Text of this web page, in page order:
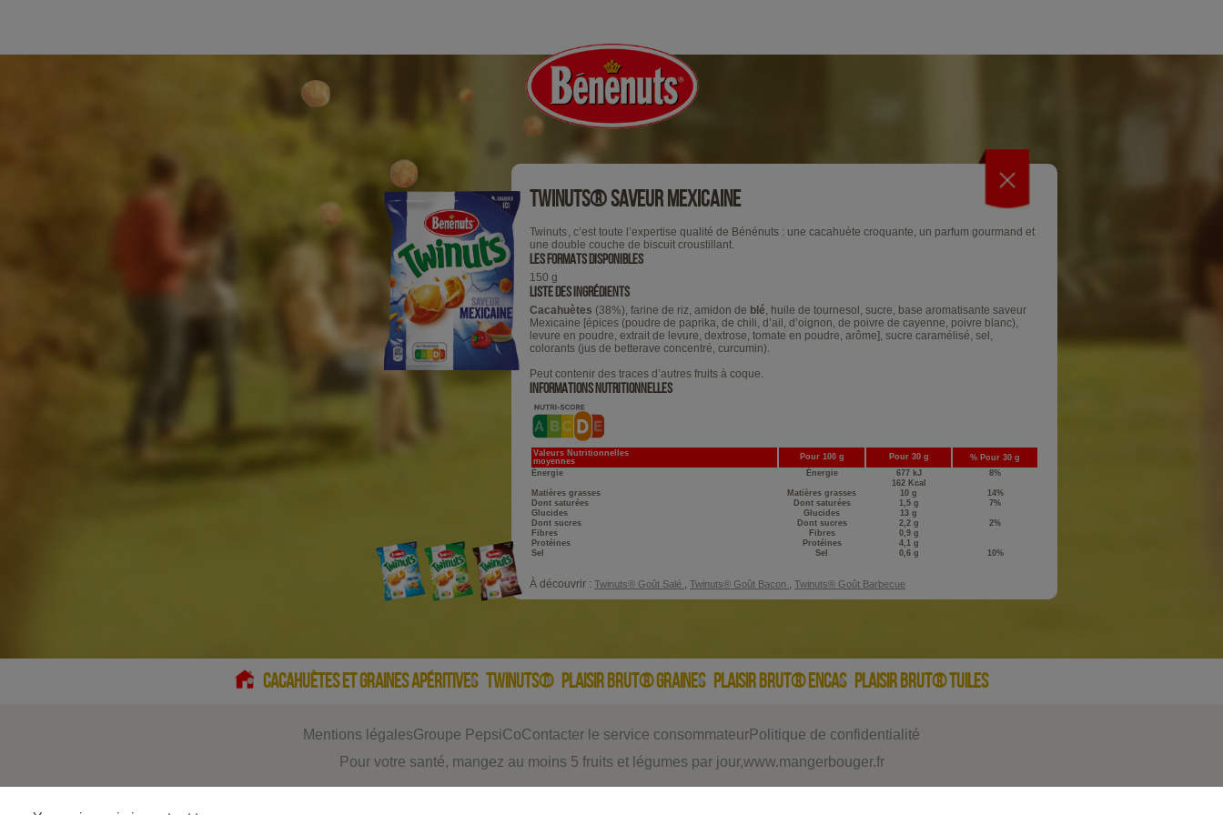
Twinuts® Saveur Mexicaine
Twinuts, c’est toute l’expertise qualité de Bénénuts : une cacahuète croquante, un parfum gourmand et
une double couche de biscuit croustillant.
LES FORMATS DISPONIBLES
150 g
LISTE DES INGRÉDIENTS
Cacahuètes (38%), farine de riz, amidon de blé, huile de tournesol, sucre, base aromatisante saveur
Mexicaine [épices (poudre de paprika, de chili, d’ail, d’oignon, de poivre de cayenne, poivre blanc),
levure en poudre, extrait de levure, dextrose, tomate en poudre, arôme], sucre caramélisé, sel,
colorants (jus de betterave concentré, curcumin).
Peut contenir des traces d’autres fruits à coque.
INFORMATIONS NUTRITIONNELLES
Valeurs Nutritionnelles
moyennes
Pour 100 g Pour 30 g % Pour 30 g
Énergie
Énergie 677 kJ
8%
162 Kcal
Matières grasses
Matières grasses 10 g
14%
Dont saturées
Dont saturées 1,5 g
7%
Glucides
Glucides
13 g
Dont sucres
Dont sucres 2,2 g
2%
Fibres
Fibres
0,9 g
Protéines
Protéines
4,1 g
Sel
Sel 0,6 g 10%
À découvrir : Twinuts® Goût Salé Twinuts® Goût Bacon Twinuts® Goût Barbecue
CACAHUÈTES ET GRAINES APÉRITIVES TWINUTS® PLAISIR BRUT® GRAINES PLAISIR BRUT® ENCAS PLAISIR BRUT® TUILES
Mentions légalesGroupe PepsiCoContacter le service consommateurPolitique de confidentialité
Pour votre santé, mangez au moins 5 fruits et légumes par jour,www.mangerbouger.fr